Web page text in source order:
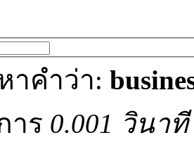
าคำว่า:
าร 0.001 วินาที